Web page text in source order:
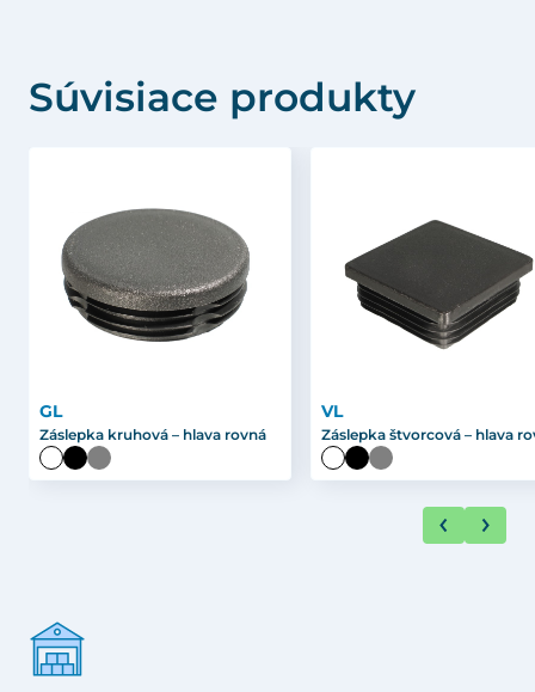
Súvisiace produkty
GL
Záslepka kruhová – hlava rovná
VL
Záslepka štvorcová – hlava